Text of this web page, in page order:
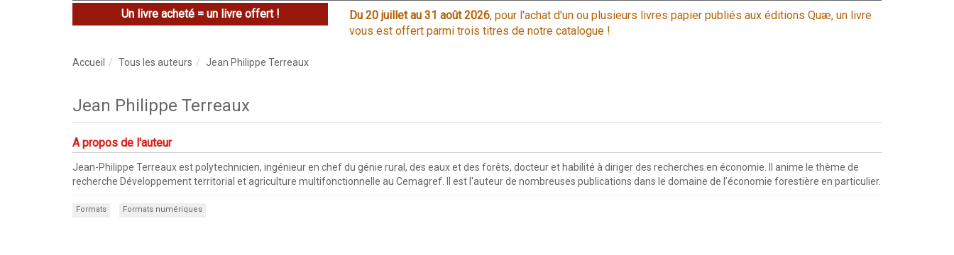
Un livre acheté = un livre offert ! Du 20 juillet au 31 août 2026, pour l'achat d'un ou plusieurs livres papier publiés aux éditions Quæ, un livre
vous est offert parmi trois titres de notre catalogue !
Accueil Tous les auteurs Jean Philippe Terreaux
Jean Philippe Terreaux
A propos de l'auteur
Jean-Philippe Terreaux est polytechnicien, ingénieur en chef du génie rural, des eaux et des forêts, docteur et habilité à diriger des recherches en économie. Il anime le thème de
recherche Développement territorial et agriculture multifonctionnelle au Cemagref. Il est l'auteur de nombreuses publications dans le domaine de l’économie forestière en particulier.
Formats Formats numériques